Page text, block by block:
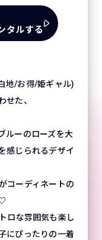
タルする
地/お得/姫ギャル)
せた、
ルーのローズを大
感じられるデザイ
コーディネートの
ロな雰囲気も楽し
にぴったりの一着